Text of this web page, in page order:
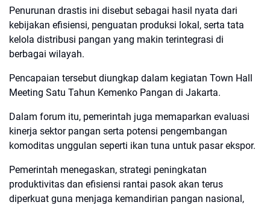
Penurunan drastis ini disebut sebagai hasil nyata dari
kebijakan efisiensi, penguatan produksi lokal, serta tata
kelola distribusi pangan yang makin terintegrasi di
berbagai wilayah.
Pencapaian tersebut diungkap dalam kegiatan Town Hall
Meeting Satu Tahun Kemenko Pangan di Jakarta.
Dalam forum itu, pemerintah juga memaparkan evaluasi
kinerja sektor pangan serta potensi pengembangan
komoditas unggulan seperti ikan tuna untuk pasar ekspor.
Pemerintah menegaskan, strategi peningkatan
produktivitas dan efisiensi rantai pasok akan terus
diperkuat guna menjaga kemandirian pangan nasional,